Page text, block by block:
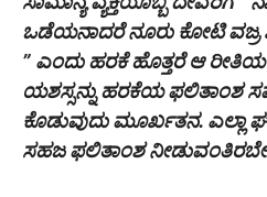
ಒಡೆಯನಾದರೆ ನೂರು ಕೋಟಿ ವಜ್ರ
” ಎಂದು ಹರಕೆ ಹೊತ್ತರೆ ಆ
ಯಶಸ್ಸನ್ನು ಹರಕೆಯ ಫಲಿತಾಂಶ
ಕೊಡುವುದು ಮೂರ್ಖತನ. ಎಲ್ಲಾ
ಸಹಜ ಫಲಿತಾಂಶ